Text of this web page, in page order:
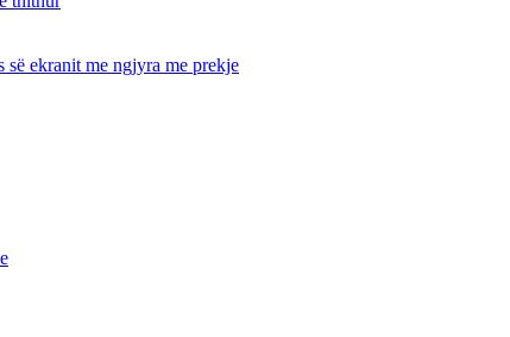
së ekranit me ngjyra me prekje